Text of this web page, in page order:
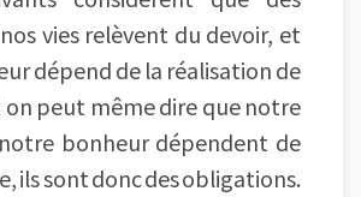
vies relèvent du devoir, et
dépend de la réalisation de
on peut même dire que notre
bonheur dépendent de
ils sont donc des obligations.